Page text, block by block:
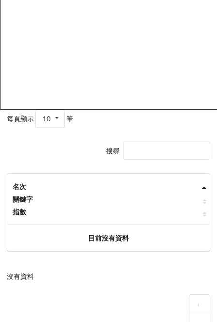
每頁顯示 10 筆
搜尋
名次
關鍵字
指數
目前沒有資料
沒有資料
‹